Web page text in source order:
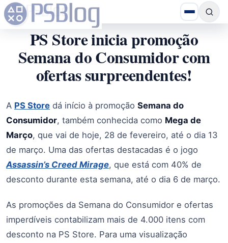
PS Store inicia promoção
Semana do Consumidor com
ofertas surpreendentes!
A PS Store dá início à promoção Semana do
Consumidor, também conhecida como Mega de
Março, que vai de hoje, 28 de fevereiro, até o dia 13
de março. Uma das ofertas destacadas é o jogo
Assassin’s Creed Mirage, que está com 40% de
desconto durante esta semana, até o dia 6 de março.
As promoções da Semana do Consumidor e ofertas
imperdíveis contabilizam mais de 4.000 itens com
desconto na PS Store. Para uma visualização